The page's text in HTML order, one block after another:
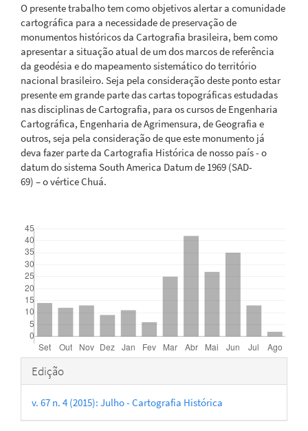
O presente trabalho tem como objetivos alertar a comunidade
cartográfica para a necessidade de preservação de
monumentos históricos da Cartografia brasileira, bem como
apresentar a situação atual de um dos marcos de referência
da geodésia e do mapeamento sistemático do território
nacional brasileiro. Seja pela consideração deste ponto estar
presente em grande parte das cartas topográficas estudadas
nas disciplinas de Cartografia, para os cursos de Engenharia
Cartográfica, Engenharia de Agrimensura, de Geografia e
outros, seja pela consideração de que este monumento já
deva fazer parte da Cartografia Histórica de nosso país - o
datum do sistema South America Datum de 1969 (SAD-
69) – o vértice Chuá.
Detalhes
do
artigo
Edição
v. 67 n. 4 (2015): Julho - Cartografia Histórica